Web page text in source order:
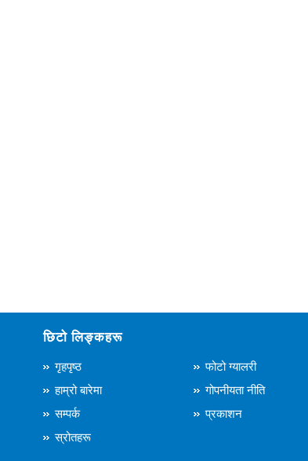
छिटो लिङ्कहरू
गृहपृष्ठ
फोटो ग्यालरी
हाम्रो बारेमा
गोपनीयता नीति
सम्पर्क
प्रकाशन
स्रोतहरू